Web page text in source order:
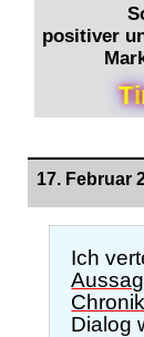
positiver
Ti
17. Februar
Ich
Chronik
Dialog